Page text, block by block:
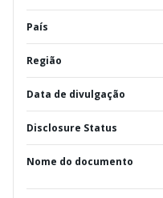
País
Região
Data de divulgação
Disclosure Status
Nome do documento